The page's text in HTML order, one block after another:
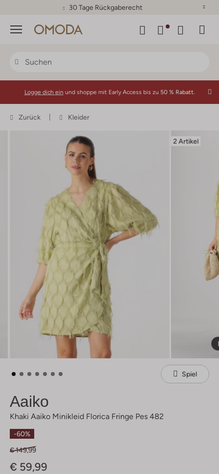
30 Tage Rückgaberecht
Menü
Logge dich ein und shoppe mit Early Access bis zu 50 % Rabatt.
Zurück Kleider
2 Artikel
Spiel
Aaiko
Khaki Aaiko Minikleid Florica Fringe Pes 482
-60%
€ 149,99
€ 59,99